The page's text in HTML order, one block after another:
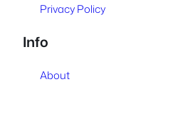
Privacy Policy
Info
About